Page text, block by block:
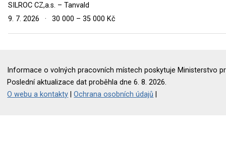
SILROC CZ,a.s. – Tanvald
9. 7. 2026
· 30 000 – 35 000 Kč
Informace o volných pracovních místech poskytuje Ministerstvo
Poslední aktualizace dat proběhla dne 6. 8. 2026.
O webu a kontakty |Ochrana osobních údajů